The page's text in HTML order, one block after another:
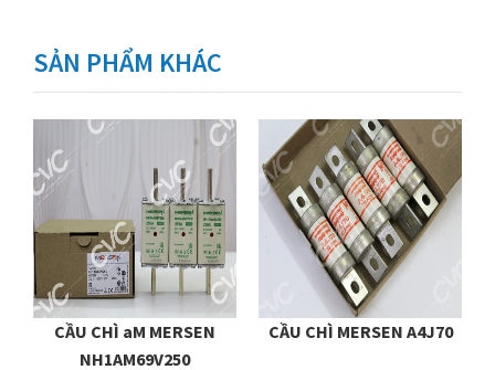
SẢN PHẨM KHÁC
CẦU CHÌ aM MERSEN
NH1AM69V250
CẦU CHÌ MERSEN A4J70